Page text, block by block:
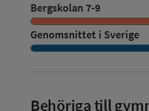
Bergskolan 7-9
Genomsnittet i Sverige
Behöriga till